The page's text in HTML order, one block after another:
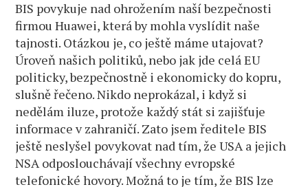
BIS povykuje nad ohrožením naší bezpečnosti
firmou Huawei, která by mohla vyslídit naše
tajnosti. Otázkou je, co ještě máme utajovat?
Úroveň našich politiků, nebo jak jde celá EU
politicky, bezpečnostně i ekonomicky do kopru,
slušně řečeno. Nikdo neprokázal, i když si
nedělám iluze, protože každý stát si zajišťuje
informace v zahraničí. Zato jsem ředitele BIS
ještě neslyšel povykovat nad tím, že USA a jejich
NSA odposlouchávají všechny evropské
telefonické hovory. Možná to je tím, že BIS lze